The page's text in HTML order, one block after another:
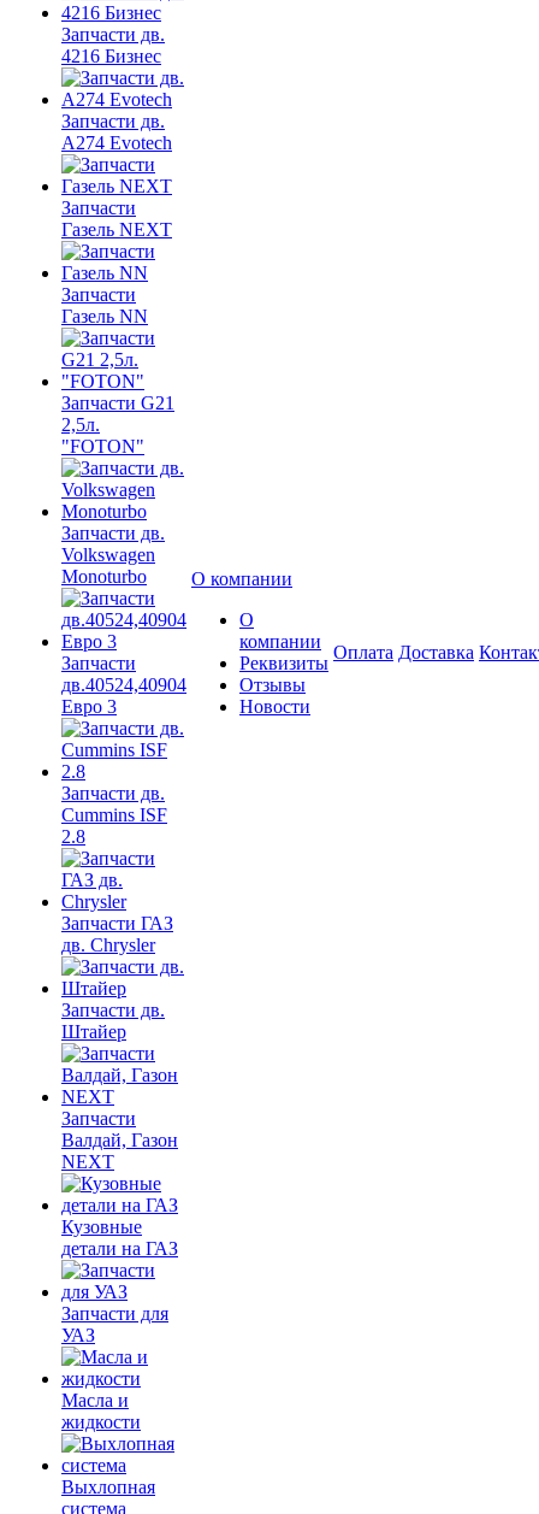
Запчасти дв.
4216 Бизнес
Запчасти дв.
A274 Evotech
Запчасти
Газель NEXT
Запчасти
Газель NN
Запчасти G21
2,5л.
"FOTON"
Запчасти дв.
Volkswagen
Monoturbo
Запчасти
дв.40524,40904
Евро 3
Запчасти дв.
Cummins ISF
2.8
Запчасти ГАЗ
дв. Chrysler
Запчасти дв.
Штайер
Запчасти
Валдай, Газон
NEXT
Кузовные
детали на ГАЗ
Запчасти для
УАЗ
Масла и
жидкости
Выхлопная
система
О компании
О
компании
Реквизиты
Отзывы
Новости
Оплата Доставка